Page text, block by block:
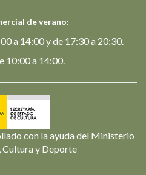
de verano:
a 14:00 y de 17:30 a 20:30.
10:00 a 14:00.
con la ayuda del Ministerio
Cultura y Deporte